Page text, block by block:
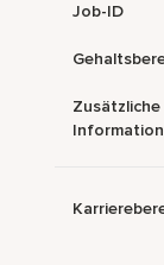
Job-ID
Zusätzliche